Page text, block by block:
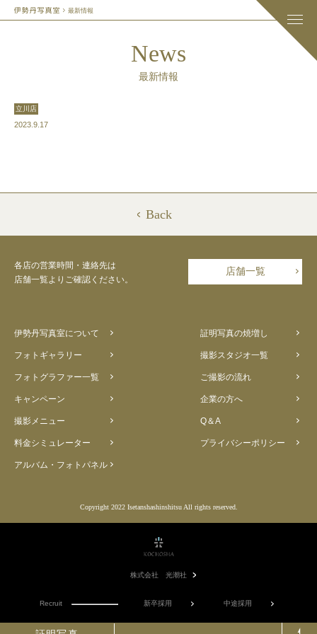
最新情報
News
最新情報
立川店
2023.9.17
Back
各店の営業時間・連絡先は
店舗一覧よりご確認ください。
店舗一覧
伊勢丹写真室について 証明写真の焼増し
フォトギャラリー 撮影スタジオ一覧
フォトグラファー一覧 ご撮影の流れ
キャンペーン 企業の方へ
撮影メニュー Q＆A
料金シミュレーター プライバシーポリシー
アルバム・フォトパネル
Copyright 2022 Isetanshashinshitsu All rights reserved.
株式会社 光潮社
Recruit 新卒採用 中途採用